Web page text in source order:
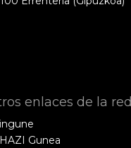
enlaces de la red
Gunea